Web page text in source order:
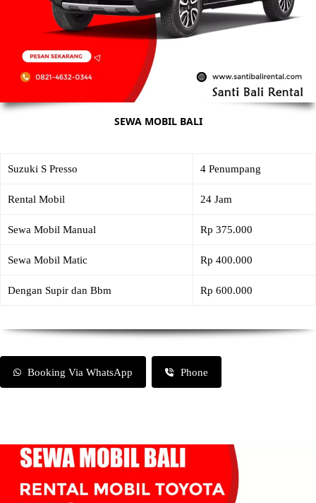
SEWA MOBIL BALI
Suzuki S Presso 4 Penumpang
Rental Mobil 24 Jam
Sewa Mobil Manual Rp 375.000
Sewa Mobil Matic Rp 400.000
Dengan Supir dan Bbm Rp 600.000
Booking Via WhatsApp Phone